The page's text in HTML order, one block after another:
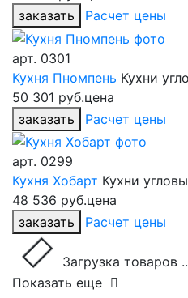
заказать
Расчет цены
арт. 0301
Кухня Пномпень Кухни
50 301 руб.цена
заказать
Расчет цены
арт. 0299
Кухня Хобарт Кухни
48 536 руб.цена
заказать
Расчет цены
Загрузка товаров
Показать еще